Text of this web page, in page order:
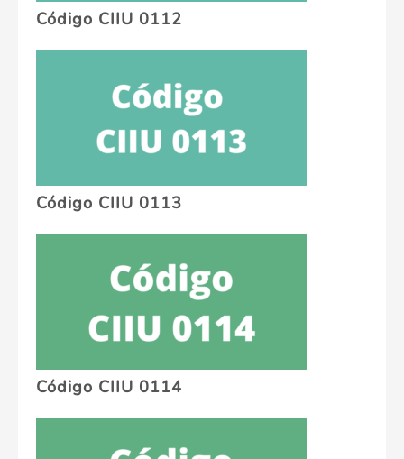
Código CIIU 0112
Código CIIU 0113
Código CIIU 0114